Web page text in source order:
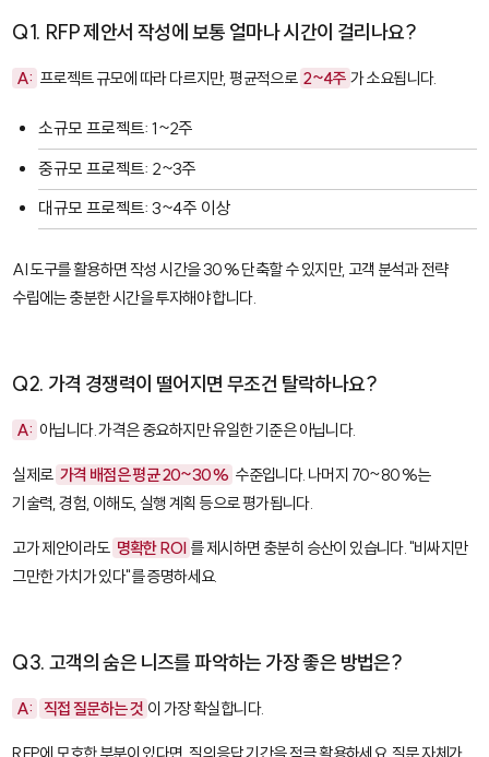
Q1. RFP 제안서 작성에 보통 얼마나 시간이 걸리나요?
A: 프로젝트 규모에 따라 다르지만, 평균적으로 2~4주 가 소요됩니다.
소규모 프로젝트: 1~2주
중규모 프로젝트: 2~3주
대규모 프로젝트: 3~4주 이상
AI 도구를 활용하면 작성 시간을 30% 단축할 수 있지만, 고객 분석과 전략
수립에는 충분한 시간을 투자해야 합니다.
Q2. 가격 경쟁력이 떨어지면 무조건 탈락하나요?
A: 아닙니다. 가격은 중요하지만 유일한 기준은 아닙니다.
실제로 가격 배점은 평균 20~30% 수준입니다. 나머지 70~80%는
기술력, 경험, 이해도, 실행 계획 등으로 평가됩니다.
고가 제안이라도 명확한 ROI 를 제시하면 충분히 승산이 있습니다. "비싸지만
그만한 가치가 있다"를 증명하세요.
Q3. 고객의 숨은 니즈를 파악하는 가장 좋은 방법은?
A: 직접 질문하는 것 이 가장 확실합니다.